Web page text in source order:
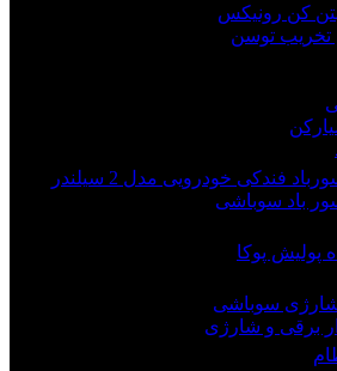
کن رونیکس
توسن
فندکی خودرویی مدل 2 سیلندر
باد سوباشی
پولیش پوکا
سوباشی
برقی و شارژی